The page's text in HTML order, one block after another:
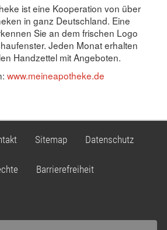
ist eine Kooperation von über
in ganz Deutschland. Eine
Sie an dem frischen Logo
Jeden Monat erhalten
Handzettel mit Angeboten.
www.meineapotheke.de
Sitemap Datenschutz
Barrierefreiheit